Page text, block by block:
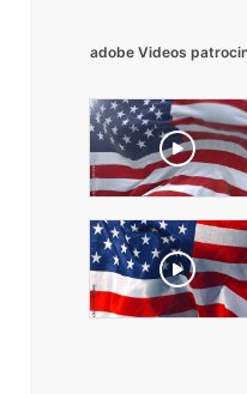
adobe Videos